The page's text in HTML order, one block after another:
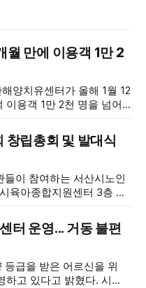
월 만에 이용객 1만 2
양치유센터가 올해 1월 12
용객 1만 2천 명을 넘어
차별화된 웰니스 콘텐츠
다. 센터는 염지
을 활용해 몸과 마음의 회
하고
창립총회 및 발대식
들이 참여하는 서산시노인
육아종합지원센터 3층 공
관 관계자와 종사자, 유관
며, 서산시청 관계자, 서
복지협회, 서산시사회복지
관계자들이 함께해 협회
노인주야간보호협회는 서산시 소재
터 운영... 거동 불편
급을 받은 어르신을 위
하고 있다고 밝혔다. 시